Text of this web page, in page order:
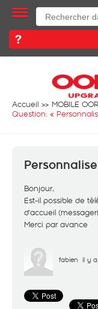
Accueil
MOBILE
Question: «
Bonjour,
Est-il possible de
d'accueil
Merci par avance
fabien il y